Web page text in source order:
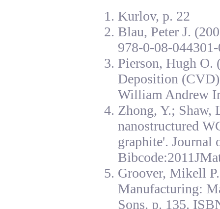
Kurlov, p. 22
Blau, Peter J.
978-0-08-
Pierson, Hugh O.
Deposition
William Andrew
Zhong, Y.; Shaw,
nanostructured
graphite'. Journal
Groover, Mikell
Manufacturing:
Sons. p. 135.